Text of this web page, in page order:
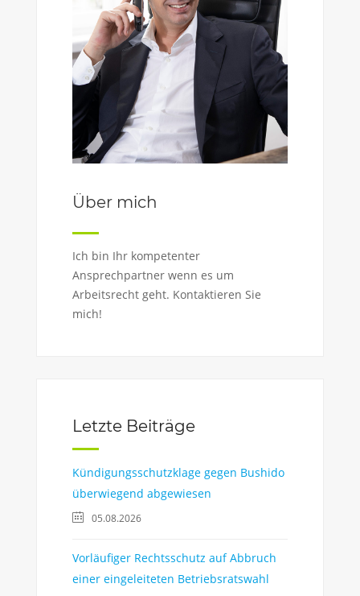
Über mich
Ich bin Ihr kompetenter
Ansprechpartner wenn es um
Arbeitsrecht geht. Kontaktieren Sie
mich!
Letzte Beiträge
Kündigungsschutzklage gegen Bushido
überwiegend abgewiesen
05.08.2026
Vorläufiger Rechtsschutz auf Abbruch
einer eingeleiteten Betriebsratswahl